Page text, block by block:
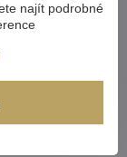
najít podrobné